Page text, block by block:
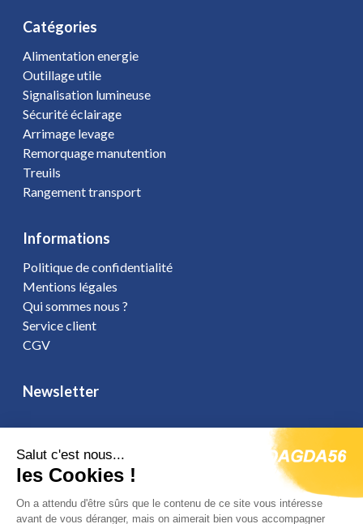
Catégories
Alimentation energie
Outillage utile
Signalisation lumineuse
Sécurité éclairage
Arrimage levage
Remorquage manutention
Treuils
Rangement transport
Informations
Politique de confidentialité
Mentions légales
Qui sommes nous ?
Service client
CGV
Newsletter
Vous affirmez avoir pris connaissance de notre
politique de
. Vous disposez d'un droit d'accès, de rectification et
d'opposition.
Salut c'est nous...
les Cookies !
On a attendu d'être sûrs que le contenu de ce site vous intéresse
avant de vous déranger, mais on aimerait bien vous accompagner